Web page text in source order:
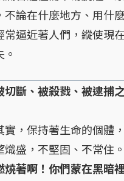
論在什麼地方、用什
逼近著人們，縱使現
斷、被殺戮、被逮捕
，保持著生命的個體
盛，不堅固、不常住
著啊！你們蒙在黑暗